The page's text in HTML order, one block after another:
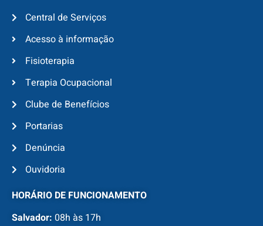
Central de Serviços
Acesso à informação
Fisioterapia
Terapia Ocupacional
Clube de Benefícios
Portarias
Denúncia
Ouvidoria
HORÁRIO DE FUNCIONAMENTO
Salvador: 08h às 17h